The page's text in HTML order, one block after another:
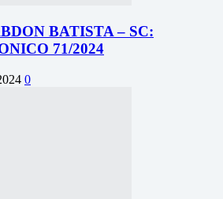
BATISTA – SC:
71/2024
0